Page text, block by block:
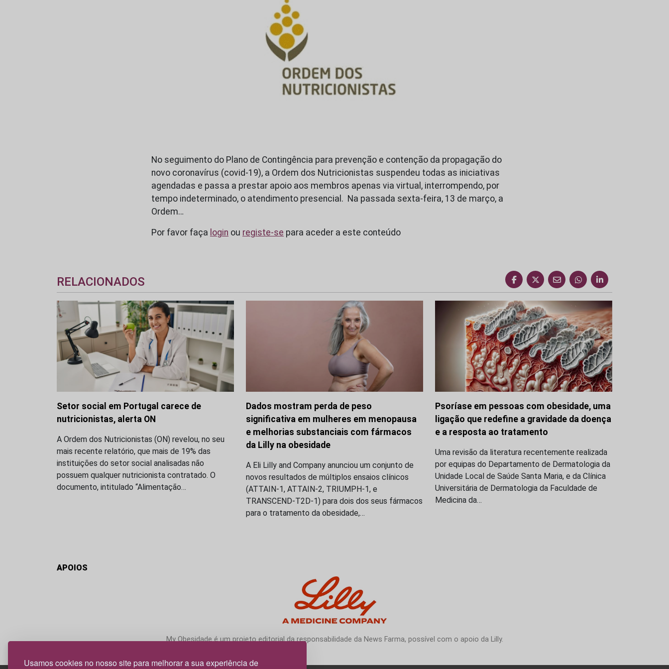
Usamos cookies no nosso site para melhorar a sua experiência de
No seguimento do Plano de Contingência para prevenção e contenção da propagação do
novo coronavírus (covid-19), a Ordem dos Nutricionistas suspendeu todas as iniciativas
agendadas e passa a prestar apoio aos membros apenas via virtual, interrompendo, por
tempo indeterminado, o atendimento presencial. Na passada sexta-feira, 13 de março, a
Ordem…
Por favor faça login ou registe-se para aceder a este conteúdo
RELACIONADOS
Setor social em Portugal carece de
nutricionistas, alerta ON
A Ordem dos Nutricionistas (ON) revelou, no seu
mais recente relatório, que mais de 19% das
instituições do setor social analisadas não
possuem qualquer nutricionista contratado. O
documento, intitulado “Alimentação…
Dados mostram perda de peso
significativa em mulheres em menopausa
e melhorias substanciais com fármacos
da Lilly na obesidade
A Eli Lilly and Company anunciou um conjunto de
novos resultados de múltiplos ensaios clínicos
(ATTAIN-1, ATTAIN-2, TRIUMPH-1, e
TRANSCEND-T2D-1) para dois dos seus fármacos
para o tratamento da obesidade,…
Psoríase em pessoas com obesidade, uma
ligação que redefine a gravidade da doença
e a resposta ao tratamento
Uma revisão da literatura recentemente realizada
por equipas do Departamento de Dermatologia da
Unidade Local de Saúde Santa Maria, e da Clínica
Universitária de Dermatologia da Faculdade de
Medicina da…
APOIOS
My Obesidade é um projeto editorial da responsabilidade da News Farma, possível com o apoio da Lilly.